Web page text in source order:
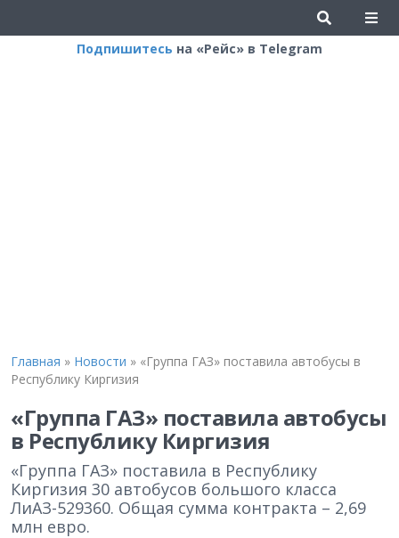
Подпишитесь на «Рейс» в Telegram
Главная » Новости » «Группа ГАЗ» поставила автобусы в
Республику Киргизия
«Группа ГАЗ» поставила автобусы
в Республику Киргизия
«Группа ГАЗ» поставила в Республику
Киргизия 30 автобусов большого класса
ЛиАЗ-529360. Общая сумма контракта – 2,69
млн евро.